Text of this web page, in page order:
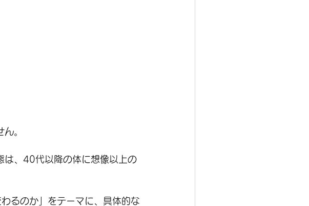
。
は、40代以降の体に想像以上の
るのか」をテーマに、具体的な